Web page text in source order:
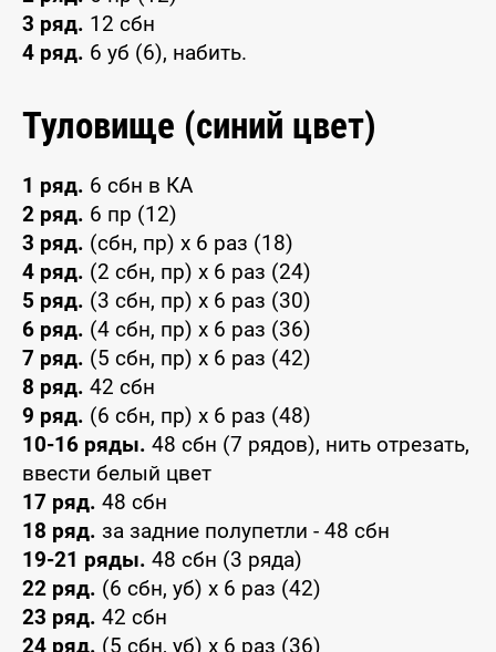
3 ряд. 12 сбн
4 ряд. 6 уб (6), набить.
Туловище (синий цвет)
1 ряд. 6 сбн в КА
2 ряд. 6 пр (12)
3 ряд. (сбн, пр) х 6 раз (18)
4 ряд. (2 сбн, пр) х 6 раз (24)
5 ряд. (3 сбн, пр) х 6 раз (30)
6 ряд. (4 сбн, пр) х 6 раз (36)
7 ряд. (5 сбн, пр) х 6 раз (42)
8 ряд. 42 сбн
9 ряд. (6 сбн, пр) х 6 раз (48)
10-16 ряды. 48 сбн (7 рядов), нить отрезать,
ввести белый цвет
17 ряд. 48 сбн
18 ряд. за задние полупетли - 48 сбн
19-21 ряды. 48 сбн (3 ряда)
22 ряд. (6 сбн, уб) х 6 раз (42)
23 ряд. 42 сбн
24 ряд. (5 сбн, уб) х 6 раз (36)